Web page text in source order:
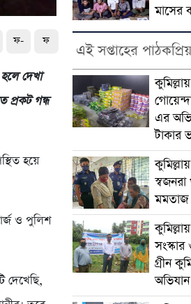
ফ- ফ
হলে দেখা
প্রকট গন্ধ
হয়ে
ও পুলিশ
দেখেছি,
মাসের
এই সপ্তাহের পাঠকপ্রিয়
এর
টাকার
সংস্কার
গ্রীন